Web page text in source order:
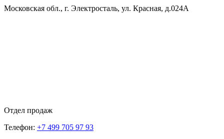
Московская обл., г. Электросталь, ул. Красная, д.024А
Отдел продаж
Телефон: +7 499 705 97 93